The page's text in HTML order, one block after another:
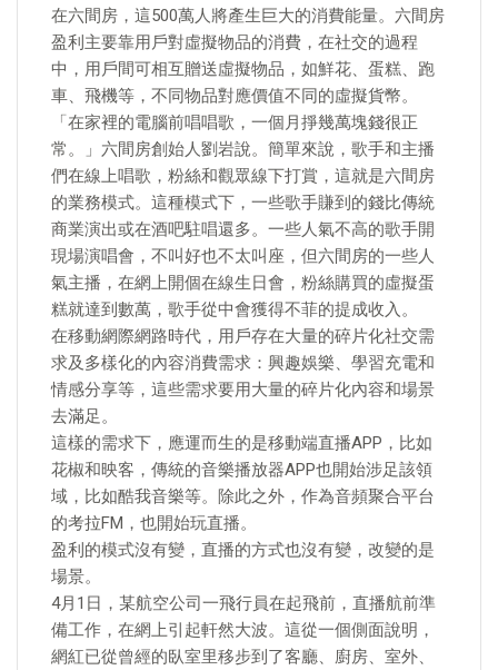
在六間房，這500萬人將產生巨大的消費能量。六間房
盈利主要靠用戶對虛擬物品的消費，在社交的過程
中，用戶間可相互贈送虛擬物品，如鮮花、蛋糕、跑
車、飛機等，不同物品對應價值不同的虛擬貨幣。
「在家裡的電腦前唱唱歌，一個月掙幾萬塊錢很正
常。」六間房創始人劉岩說。簡單來說，歌手和主播
們在線上唱歌，粉絲和觀眾線下打賞，這就是六間房
的業務模式。這種模式下，一些歌手賺到的錢比傳統
商業演出或在酒吧駐唱還多。一些人氣不高的歌手開
現場演唱會，不叫好也不太叫座，但六間房的一些人
氣主播，在網上開個在線生日會，粉絲購買的虛擬蛋
糕就達到數萬，歌手從中會獲得不菲的提成收入。
在移動網際網路時代，用戶存在大量的碎片化社交需
求及多樣化的內容消費需求：興趣娛樂、學習充電和
情感分享等，這些需求要用大量的碎片化內容和場景
去滿足。
這樣的需求下，應運而生的是移動端直播APP，比如
花椒和映客，傳統的音樂播放器APP也開始涉足該領
域，比如酷我音樂等。除此之外，作為音頻聚合平台
的考拉FM，也開始玩直播。
盈利的模式沒有變，直播的方式也沒有變，改變的是
場景。
4月1日，某航空公司一飛行員在起飛前，直播航前準
備工作，在網上引起軒然大波。這從一個側面說明，
網紅已從曾經的臥室里移步到了客廳、廚房、室外、